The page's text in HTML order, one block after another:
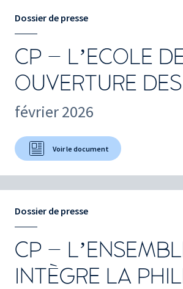
Dossier de presse
CP – L’ECOLE
OUVERTURE
février 2026
Voir le document
Dossier de presse
CP –
INTÈGRE LA